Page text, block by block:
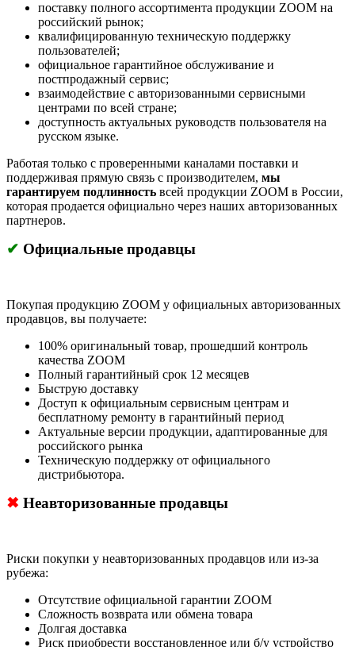
поставку полного ассортимента продукции ZOOM на
российский рынок;
квалифицированную техническую поддержку
пользователей;
официальное гарантийное обслуживание и
постпродажный сервис;
взаимодействие с авторизованными сервисными
центрами по всей стране;
доступность актуальных руководств пользователя на
русском языке.
Работая только с проверенными каналами поставки и
поддерживая прямую связь с производителем, мы
гарантируем подлинность всей продукции ZOOM в России,
которая продается официально через наших авторизованных
партнеров.
✔ Официальные продавцы
Покупая продукцию ZOOM у официальных авторизованных
продавцов, вы получаете:
100% оригинальный товар, прошедший контроль
качества ZOOM
Полный гарантийный срок 12 месяцев
Быструю доставку
Доступ к официальным сервисным центрам и
бесплатному ремонту в гарантийный период
Актуальные версии продукции, адаптированные для
российского рынка
Техническую поддержку от официального
дистрибьютора.
✖ Неавторизованные продавцы
Риски покупки у неавторизованных продавцов или из-за
рубежа:
Отсутствие официальной гарантии ZOOM
Сложность возврата или обмена товара
Долгая доставка
Риск приобрести восстановленное или б/у устройство